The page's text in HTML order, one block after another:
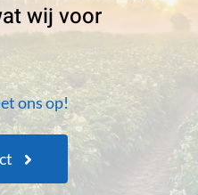
wij voor
ons op!